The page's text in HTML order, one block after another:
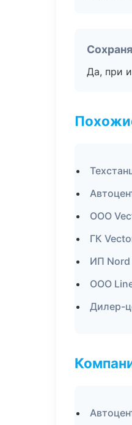
Да, при
ООО
ГК
ИП Nord
ООО
Дилер-